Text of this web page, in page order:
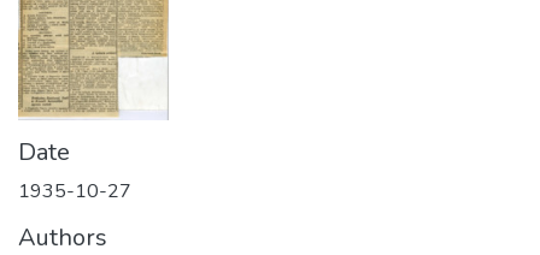
Date
1935-10-27
Authors